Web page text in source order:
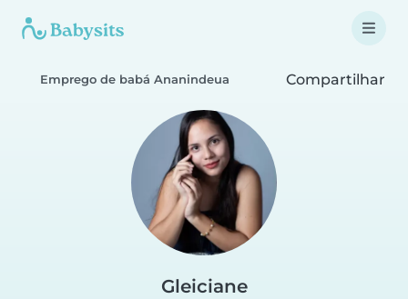
Emprego de babá Ananindeua Compartilhar
Gleiciane